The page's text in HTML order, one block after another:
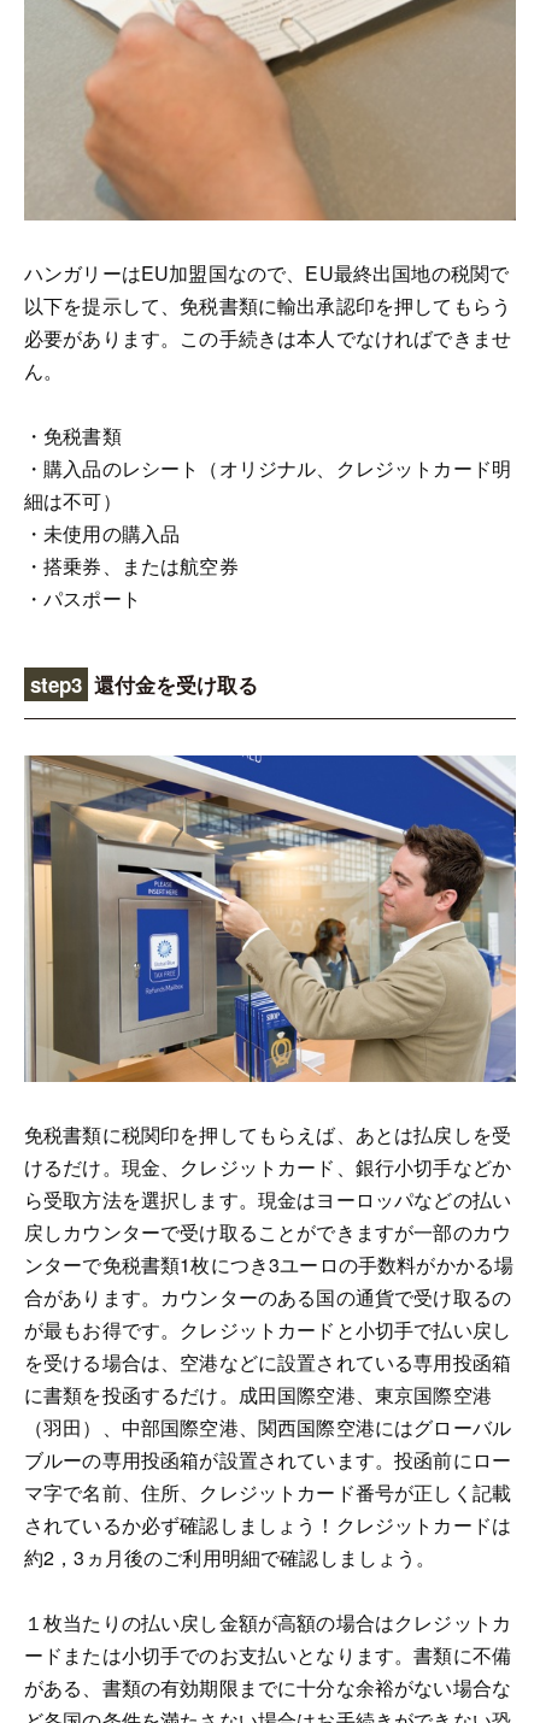
ハンガリーはEU加盟国なので、EU最終出国地の税関で
以下を提示して、免税書類に輸出承認印を押してもらう
必要があります。この手続きは本人でなければできませ
ん。
・免税書類
・購入品のレシート（オリジナル、クレジットカード明
細は不可）
・未使用の購入品
・搭乗券、または航空券
・パスポート
step3 還付金を受け取る
免税書類に税関印を押してもらえば、あとは払戻しを受
けるだけ。現金、クレジットカード、銀行小切手などか
ら受取方法を選択します。現金はヨーロッパなどの払い
戻しカウンターで受け取ることができますが一部のカウ
ンターで免税書類1枚につき3ユーロの手数料がかかる場
合があります。カウンターのある国の通貨で受け取るの
が最もお得です。クレジットカードと小切手で払い戻し
を受ける場合は、空港などに設置されている専用投函箱
に書類を投函するだけ。成田国際空港、東京国際空港
（羽田）、中部国際空港、関西国際空港にはグローバル
ブルーの専用投函箱が設置されています。投函前にロー
マ字で名前、住所、クレジットカード番号が正しく記載
されているか必ず確認しましょう！クレジットカードは
約2，3ヵ月後のご利用明細で確認しましょう。
１枚当たりの払い戻し金額が高額の場合はクレジットカ
ードまたは小切手でのお支払いとなります。書類に不備
がある、書類の有効期限までに十分な余裕がない場合な